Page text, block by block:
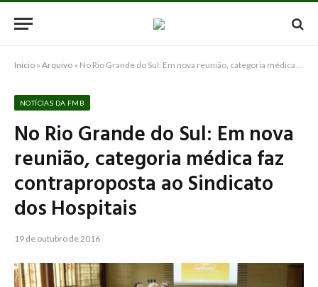
Início » Arquivo » No Rio Grande do Sul: Em nova reunião, categoria médica faz contraproposta ao Sindicato dos Hospitais
NOTÍCIAS DA FMB
No Rio Grande do Sul: Em nova
reunião, categoria médica faz
contraproposta ao Sindicato
dos Hospitais
19 de outubro de 2016